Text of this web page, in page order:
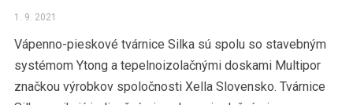
1. 9. 2021
Vápenno-pieskové tvárnice Silka sú spolu so stavebným
systémom Ytong a tepelnoizolačnými doskami Multipor
značkou výrobkov spoločnosti Xella Slovensko. Tvárnice